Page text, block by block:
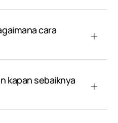
cara
kapan sebaiknya